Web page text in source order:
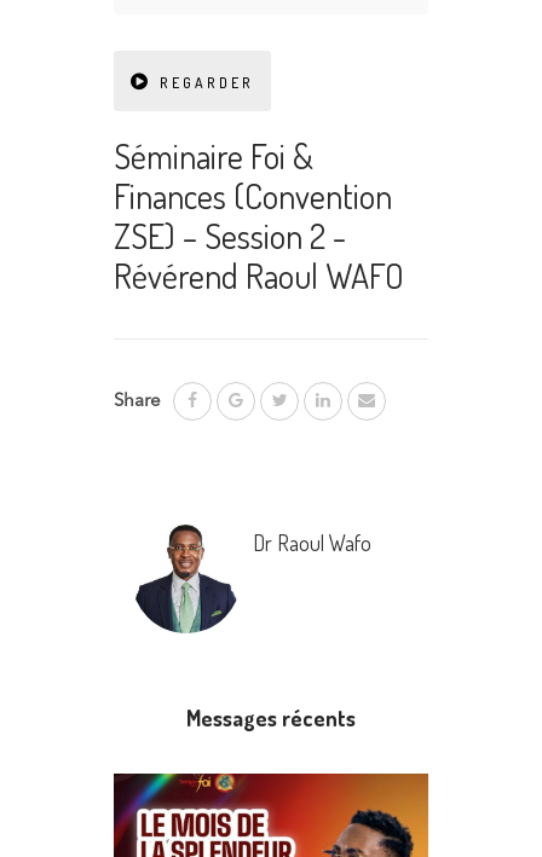
REGARDER
Séminaire Foi &
Finances (Convention
ZSE) – Session 2 -
Révérend Raoul WAFO
Share
Dr Raoul Wafo
Messages récents